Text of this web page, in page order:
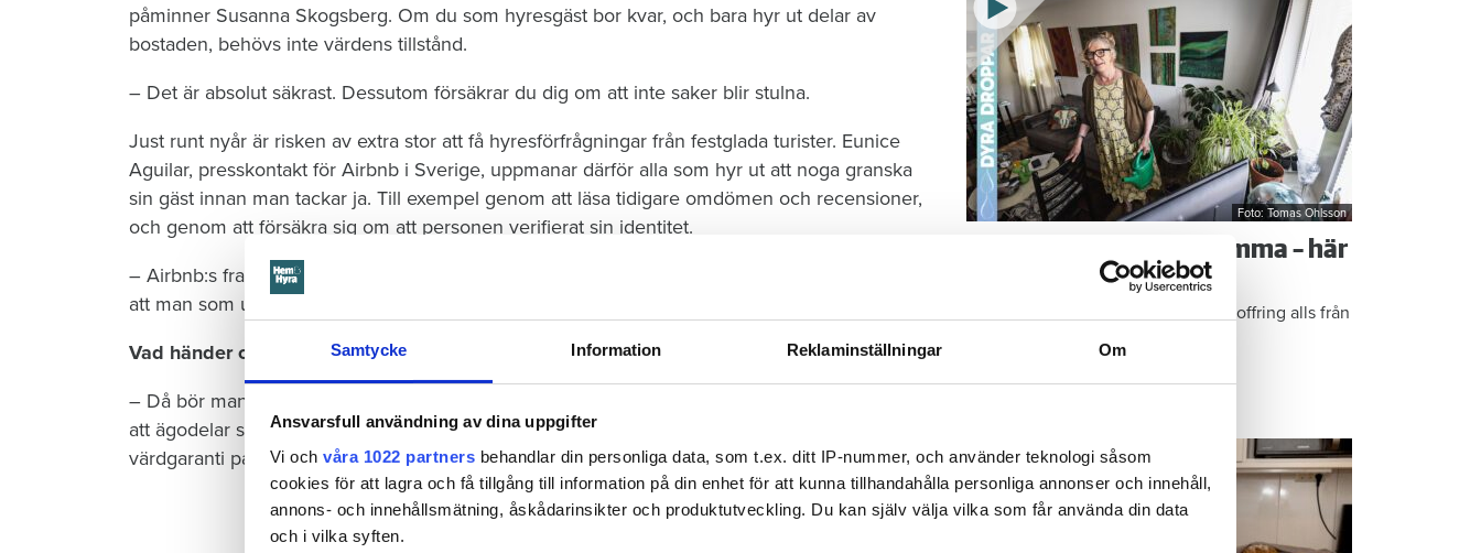
Samtycke Information Reklaminställningar Om
Ansvarsfull användning av dina uppgifter
Vi och våra 1022 partners behandlar din personliga data, som t.ex. ditt IP-nummer, och använder teknologi såsom
cookies för att lagra och få tillgång till information på din enhet för att kunna tillhandahålla personliga annonser och innehåll,
annons- och innehållsmätning, åskådarinsikter och produktutveckling. Du kan själv välja vilka som får använda din data
och i vilka syften.
påminner Susanna Skogsberg. Om du som hyresgäst bor kvar, och bara hyr ut delar av
bostaden, behövs inte värdens tillstånd.
– Det är absolut säkrast. Dessutom försäkrar du dig om att inte saker blir stulna.
Just runt nyår är risken av extra stor att få hyresförfrågningar från festglada turister. Eunice
Aguilar, presskontakt för Airbnb i Sverige, uppmanar därför alla som hyr ut att noga granska
sin gäst innan man tackar ja. Till exempel genom att läsa tidigare omdömen och recensioner,
och genom att försäkra sig om att personen verifierat sin identitet.
– Airbnb:s framgång bygger på att användarna litar på varandra och vi har en rad verktyg för
att man som uthyrare ska kunna veta vem man hyr ut sitt boende till.
Vad händer om något går sönder eller försvinner hemma?
– Då bör man kontakta Airbnb:s kundtjänst som finns tillgänglig dygnet runt. Det är ovanligt
att ägodelar skadas, i de fall då olyckan är framme erbjuder Airbnb alla sina värdar en
värdgaranti på upp till åtta miljoner kronor, helt kostnadsfritt.
Foto: Tomas Ohlsson
Så sparar du vatten hemma – här
är Kristins bästa tips
Knepen är enkla: ”Det är ingen uppoffring alls från